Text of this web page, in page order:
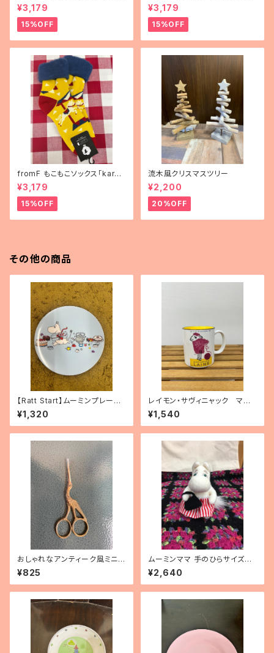
mä（果物）」
¥3,179
15%OFF
nki（ヘルシンキ）」
¥3,179
15%OFF
fromF もこもこソックス「karus
elli（メリーゴーランド）」
¥3,179
15%OFF
流木風クリスマスツリー
¥2,200
20%OFF
その他の商品
【Ratt Start】ムーミンプレー
ト 「Picknick」
¥1,320
レイモン・サヴィニャック マグ
カップ「毛糸の15日間」
¥1,540
おしゃれなアンティーク風ミニシ
ザー トリ
¥825
ムーミンママ 手のひらサイズぬ
いぐるみ
¥2,640